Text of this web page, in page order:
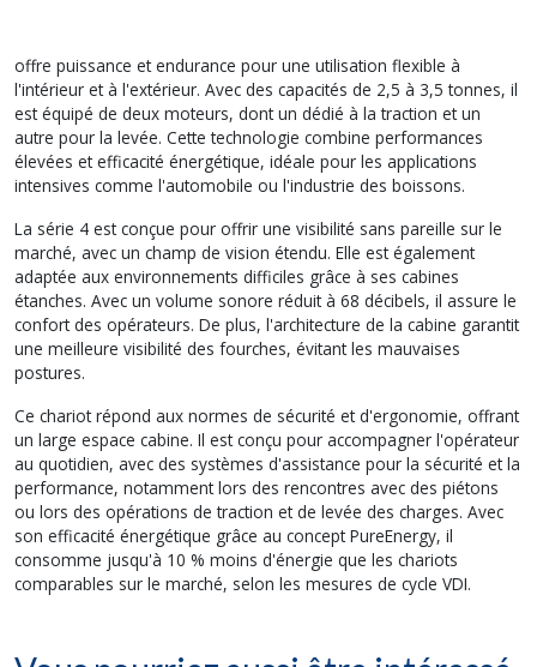
offre puissance et endurance pour une utilisation flexible à
l'intérieur et à l'extérieur. Avec des capacités de 2,5 à 3,5 tonnes, il
est équipé de deux moteurs, dont un dédié à la traction et un
autre pour la levée. Cette technologie combine performances
élevées et efficacité énergétique, idéale pour les applications
intensives comme l'automobile ou l'industrie des boissons.
La série 4 est conçue pour offrir une visibilité sans pareille sur le
marché, avec un champ de vision étendu. Elle est également
adaptée aux environnements difficiles grâce à ses cabines
étanches. Avec un volume sonore réduit à 68 décibels, il assure le
confort des opérateurs. De plus, l'architecture de la cabine garantit
une meilleure visibilité des fourches, évitant les mauvaises
postures.
Ce chariot répond aux normes de sécurité et d'ergonomie, offrant
un large espace cabine. Il est conçu pour accompagner l'opérateur
au quotidien, avec des systèmes d'assistance pour la sécurité et la
performance, notamment lors des rencontres avec des piétons
ou lors des opérations de traction et de levée des charges. Avec
son efficacité énergétique grâce au concept PureEnergy, il
consomme jusqu'à 10 % moins d'énergie que les chariots
comparables sur le marché, selon les mesures de cycle VDI.